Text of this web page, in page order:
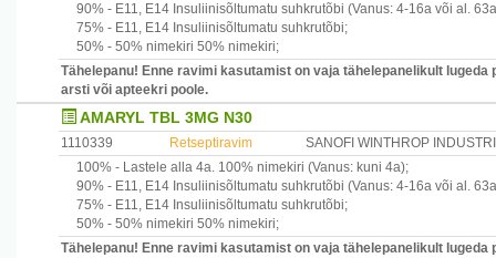
90% - E11, E14 Insuliinisõltumatu suhkrutõbi (Vanus: 4-16a või al.
75% - E11, E14 Insuliinisõltumatu suhkrutõbi;
50% - 50% nimekiri 50% nimekiri;
Tähelepanu! Enne ravimi kasutamist on vaja tähelepanelikult
arsti või apteekri poole.
AMARYL TBL 3MG N30
1110339 Retseptiravim
SANOFI WINTHROP
100% - Lastele alla 4a. 100% nimekiri (Vanus: kuni 4a);
90% - E11, E14 Insuliinisõltumatu suhkrutõbi (Vanus: 4-16a või al.
75% - E11, E14 Insuliinisõltumatu suhkrutõbi;
50% - 50% nimekiri 50% nimekiri;
Tähelepanu! Enne ravimi kasutamist on vaja tähelepanelikult